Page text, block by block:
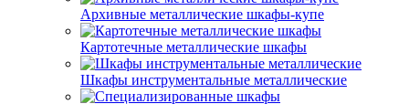
Архивные металлические шкафы-купе
Картотечные металлические шкафы
Шкафы инструментальные металлические